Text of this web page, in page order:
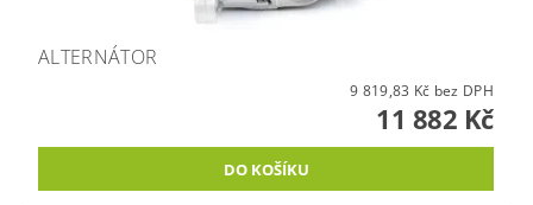
ALTERNÁTOR
9 819,83 Kč bez DPH
11 882 Kč